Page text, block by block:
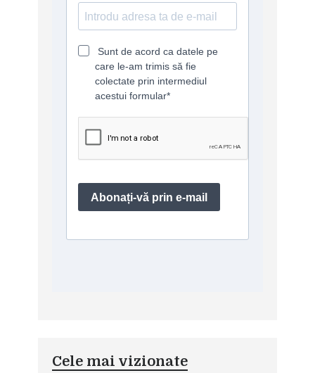
Cele mai vizionate